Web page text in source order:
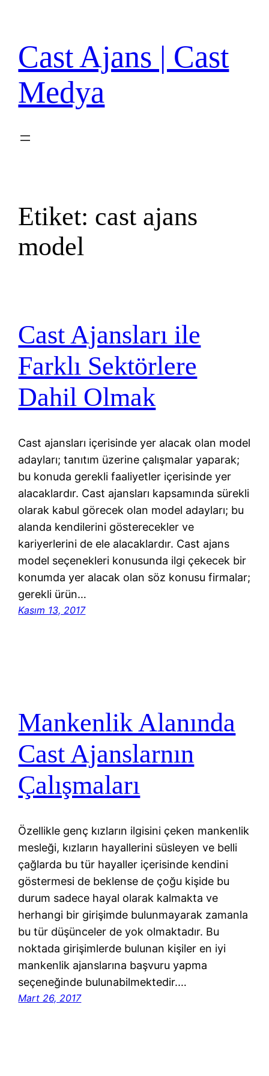
Cast Ajans | Cast
Medya
Etiket: cast ajans
model
Cast Ajansları ile
Farklı Sektörlere
Dahil Olmak
Cast ajansları içerisinde yer alacak olan model
adayları; tanıtım üzerine çalışmalar yaparak;
bu konuda gerekli faaliyetler içerisinde yer
alacaklardır. Cast ajansları kapsamında sürekli
olarak kabul görecek olan model adayları; bu
alanda kendilerini gösterecekler ve
kariyerlerini de ele alacaklardır. Cast ajans
model seçenekleri konusunda ilgi çekecek bir
konumda yer alacak olan söz konusu firmalar;
gerekli ürün…
Kasım 13, 2017
Mankenlik Alanında
Cast Ajanslarnın
Çalışmaları
Özellikle genç kızların ilgisini çeken mankenlik
mesleği, kızların hayallerini süsleyen ve belli
çağlarda bu tür hayaller içerisinde kendini
göstermesi de beklense de çoğu kişide bu
durum sadece hayal olarak kalmakta ve
herhangi bir girişimde bulunmayarak zamanla
bu tür düşünceler de yok olmaktadır. Bu
noktada girişimlerde bulunan kişiler en iyi
mankenlik ajanslarına başvuru yapma
seçeneğinde bulunabilmektedir.…
Mart 26, 2017